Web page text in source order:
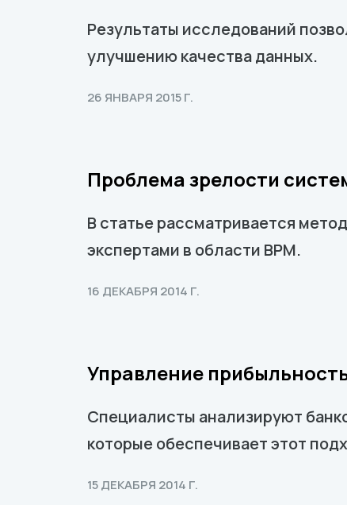
Результаты исследований
улучшению качества данных.
26 ЯНВАРЯ 2015 Г.
Проблема зрелости
В статье рассматривается
экспертами в области BPM.
16 ДЕКАБРЯ 2014 Г.
Управление
Специалисты анализируют
которые обеспечивает этот
15 ДЕКАБРЯ 2014 Г.